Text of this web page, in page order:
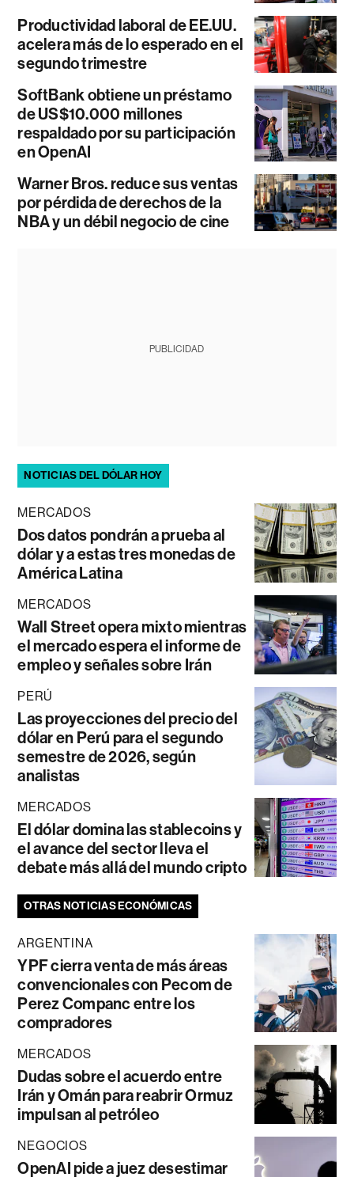
Productividad laboral de EE.UU.
acelera más de lo esperado en el
segundo trimestre
SoftBank obtiene un préstamo
de US$10.000 millones
respaldado por su participación
en OpenAI
Warner Bros. reduce sus ventas
por pérdida de derechos de la
NBA y un débil negocio de cine
PUBLICIDAD
NOTICIAS DEL DÓLAR HOY
MERCADOS
Dos datos pondrán a prueba al
dólar y a estas tres monedas de
América Latina
MERCADOS
Wall Street opera mixto mientras
el mercado espera el informe de
empleo y señales sobre Irán
PERÚ
Las proyecciones del precio del
dólar en Perú para el segundo
semestre de 2026, según
analistas
MERCADOS
El dólar domina las stablecoins y
el avance del sector lleva el
debate más allá del mundo cripto
OTRAS NOTICIAS ECONÓMICAS
ARGENTINA
YPF cierra venta de más áreas
convencionales con Pecom de
Perez Companc entre los
compradores
MERCADOS
Dudas sobre el acuerdo entre
Irán y Omán para reabrir Ormuz
impulsan al petróleo
NEGOCIOS
OpenAI pide a juez desestimar